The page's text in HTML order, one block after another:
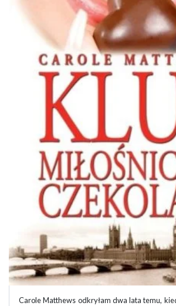
Carole Matthews odkryłam dwa lata temu,